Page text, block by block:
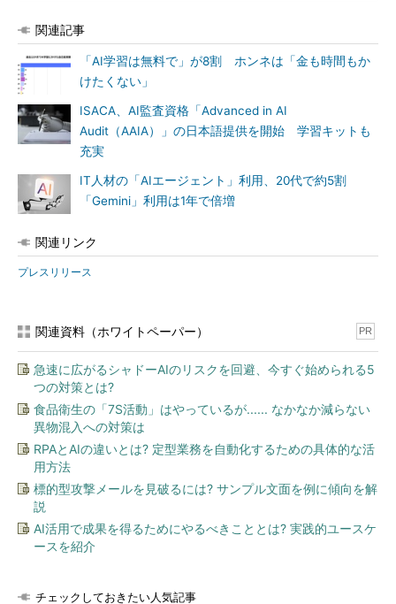
関連記事
「AI学習は無料で」が8割 ホンネは「金も時間もか
けたくない」
ISACA、AI監査資格「Advanced in AI
Audit（AAIA）」の日本語提供を開始 学習キットも
充実
IT人材の「AIエージェント」利用、20代で約5割
「Gemini」利用は1年で倍増
関連リンク
プレスリリース
関連資料（ホワイトペーパー） PR
急速に広がるシャドーAIのリスクを回避、今すぐ始められる5
つの対策とは?
食品衛生の「7S活動」はやっているが...... なかなか減らない
異物混入への対策は
RPAとAIの違いとは? 定型業務を自動化するための具体的な活
用方法
標的型攻撃メールを見破るには? サンプル文面を例に傾向を解
説
AI活用で成果を得るためにやるべきこととは? 実践的ユースケ
ースを紹介
チェックしておきたい人気記事